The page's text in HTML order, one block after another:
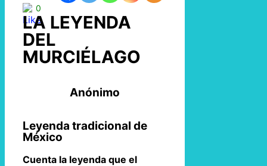
0
LA LEYENDA
DEL
MURCIÉLAGO
Anónimo
Leyenda tradicional de
México
Cuenta la leyenda que el